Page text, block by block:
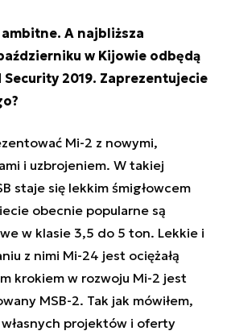
A najbliższa
w Kijowie odbędą
2019. Zaprezentujecie
Mi-2 z nowymi,
i uzbrojeniem. W takiej
staje się lekkim śmigłowcem
obecnie popularne są
w klasie 3,5 do 5 ton. Lekkie i
z nimi Mi-24 jest ociężałą
krokiem w rozwoju Mi-2 jest
MSB-2. Tak jak mówiłem,
projektów i oferty